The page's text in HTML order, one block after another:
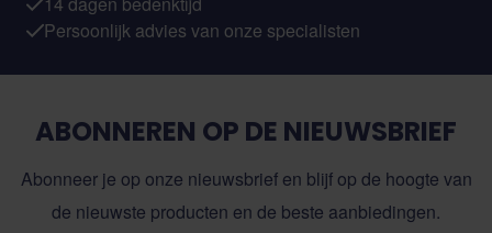
Persoonlijk advies van onze specialisten
ABONNEREN OP DE NIEUWSBRIEF
Abonneer je op onze nieuwsbrief en blijf op de hoogte van
de nieuwste producten en de beste aanbiedingen.